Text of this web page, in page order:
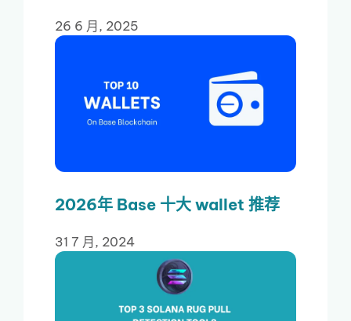
26 6 月, 2025
2026年 Base 十大 wallet 推荐
31 7 月, 2024